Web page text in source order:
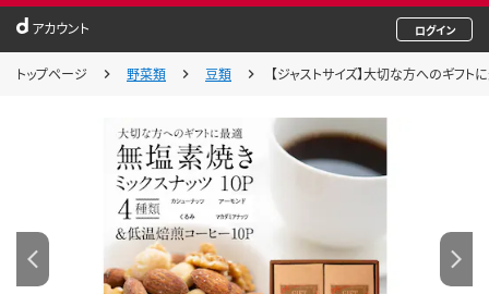
アカウント ログイン
トップページ 野菜類 豆類 【ジャストサイズ】大切な方へのギフ